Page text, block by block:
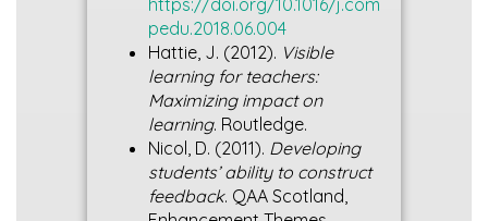
https://doi.org/10.1016/j.com
pedu.2018.06.004
Hattie, J. (2012). Visible
learning for teachers:
Maximizing impact on
learning. Routledge.
Nicol, D. (2011). Developing
students’ ability to construct
feedback. QAA Scotland,